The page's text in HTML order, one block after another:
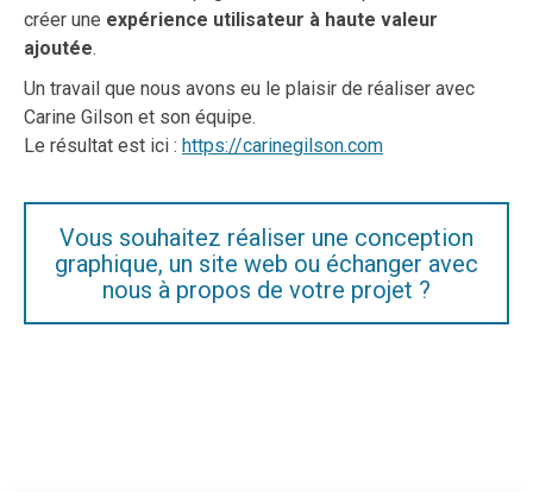
créer une expérience utilisateur à haute valeur
ajoutée.
Un travail que nous avons eu le plaisir de réaliser avec
Carine Gilson et son équipe.
Le résultat est ici : https://carinegilson.com
Vous souhaitez réaliser une conception
graphique, un site web ou échanger avec
nous à propos de votre projet ?